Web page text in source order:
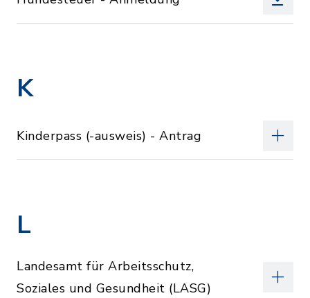
K
Kinderpass (-ausweis) - Antrag
L
Landesamt für Arbeitsschutz,
Soziales und Gesundheit (LASG)